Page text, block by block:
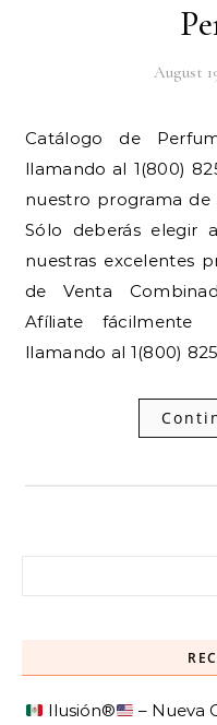
August
Catálogo de Perfumes Ordena tus Catalogos
llamando al 1(800)
nuestro programa de
Sólo deberás elegir
nuestras excelentes
de Venta
Afíliate
llamando al 1(800)
Ilusión®️
– Nueva